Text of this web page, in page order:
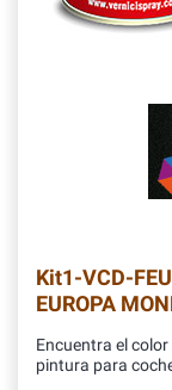
Kit1-VCD-
EUROPA
Encuentra el
pintura para